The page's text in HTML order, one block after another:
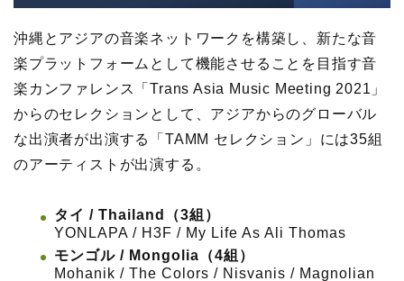
沖縄とアジアの音楽ネットワークを構築し、新たな音
楽プラットフォームとして機能させることを目指す音
楽カンファレンス「Trans Asia Music Meeting 2021」
からのセレクションとして、アジアからのグローバル
な出演者が出演する「TAMM セレクション」には35組
のアーティストが出演する。
タイ / Thailand（3組）
YONLAPA / H3F / My Life As Ali Thomas
モンゴル / Mongolia（4組）
Mohanik / The Colors / Nisvanis / Magnolian